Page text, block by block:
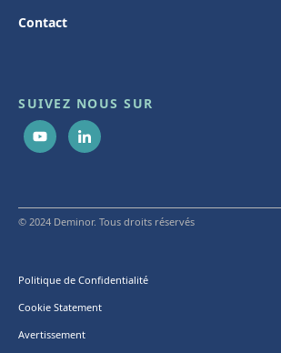
Contact
SUIVEZ NOUS SUR
© 2024 Deminor. Tous droits réservés
Politique de Confidentialité
Cookie Statement
Avertissement